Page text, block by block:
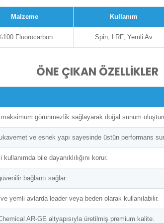
Malzeme Kullanım
Fluorocarbon Spin, LRF, Yemli Av
ÖNE ÇIKAN ÖZELLİKLER
maksimum görünmezlik sağlayarak doğal sunum
ve esnek yapı sayesinde üstün performans
kullanımda bile dayanıklılığını korur.
bağlantı sağlar.
yemli avlarda leader veya beden olarak kullanılabilir.
AR-GE altyapısıyla üretilmiş premium kalite.